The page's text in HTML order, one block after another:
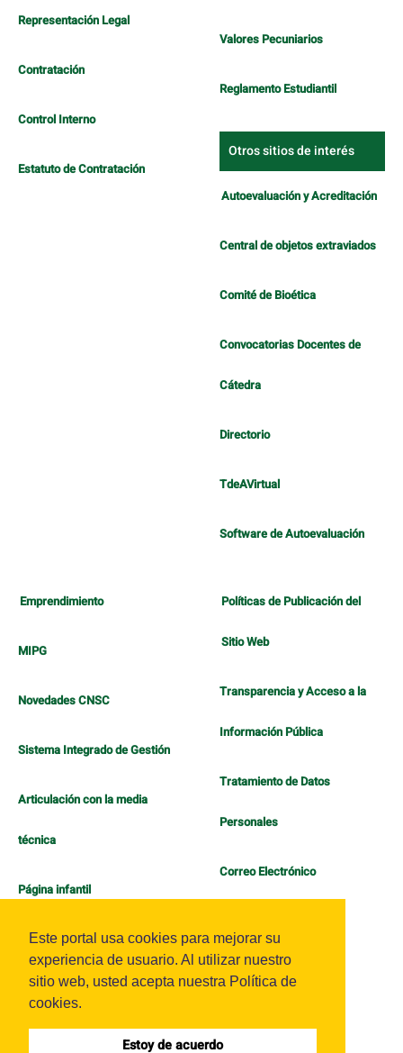
Este portal usa cookies para mejorar su
experiencia de usuario. Al utilizar nuestro
sitio web, usted acepta nuestra Política de
cookies.
Estoy de acuerdo
Representación Legal
Contratación
Control Interno
Estatuto de Contratación
Valores Pecuniarios
Reglamento Estudiantil
Otros sitios de interés
Autoevaluación y Acreditación
Central de objetos extraviados
Comité de Bioética
Convocatorias Docentes de
Cátedra
Directorio
TdeAVirtual
Software de Autoevaluación
Emprendimiento
MIPG
Novedades CNSC
Sistema Integrado de Gestión
Articulación con la media
técnica
Página infantil
Políticas de Publicación del
Sitio Web
Transparencia y Acceso a la
Información Pública
Tratamiento de Datos
Personales
Correo Electrónico